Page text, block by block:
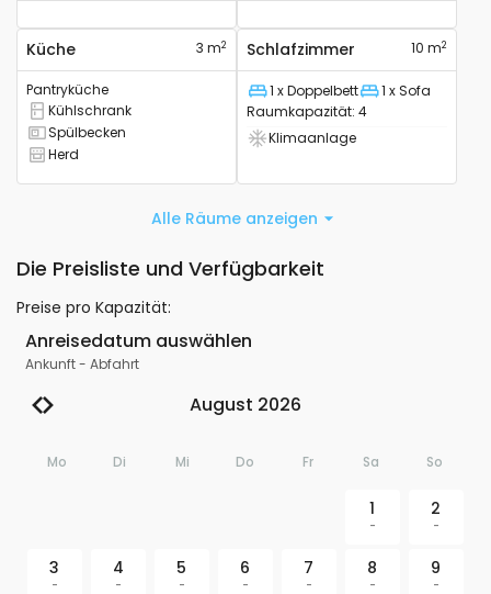
Küche 3 m2
Pantryküche
Es verfügt über einen Kühlschrank
Kühlschrank
Es hat ein Waschbecken
Spülbecken
Es verfügt über einen Herd
Herd
Schlafzimmer 10 m2
Liege1 x DoppelbettLiege1 x Sofa
Raumkapazität: 4
Klimaanlage verfügbar
Klimaanlage
Alle Räume anzeigen
Die Preisliste und Verfügbarkeit
Preise pro Kapazität:
Anreisedatum auswählen
Ankunft- Abfahrt
August 2026
Mo Di Mi Do Fr Sa So
1
-
2
-
3
-
4
-
5
-
6
-
7
-
8
-
9
-